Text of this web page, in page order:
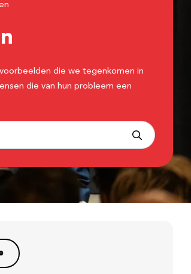
die we tegenkomen in
die van hun probleem een